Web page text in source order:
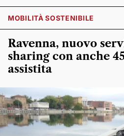
MOBILITÀ SOSTENIBILE
Ravenna, nuovo
sharing con anche
assistita